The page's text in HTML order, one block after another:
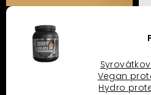
Vegan
Hydro